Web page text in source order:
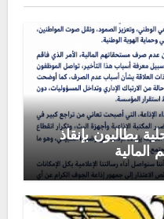
يطالبون بإنقاذ